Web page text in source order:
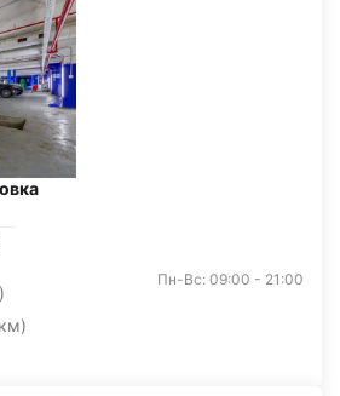
Пн-Вс: 09:00 - 21:00